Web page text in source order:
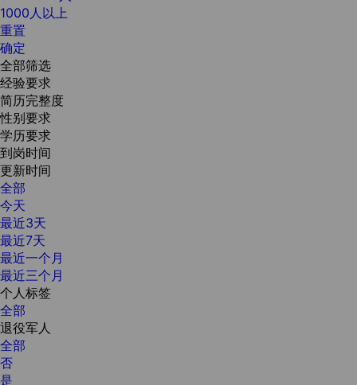
1000人以上
重置
确定
全部筛选
经验要求
简历完整度
性别要求
学历要求
到岗时间
更新时间
全部
今天
最近3天
最近7天
最近一个月
最近三个月
个人标签
全部
退役军人
全部
否
是